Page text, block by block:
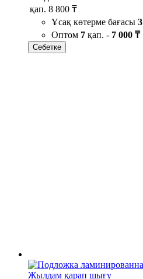
қап. 8 800 ₸
Ұсақ көтерме бағасы 3
Оптом 7 қап. - 7 000 ₸
Себетке
Жылдам қарап шығу